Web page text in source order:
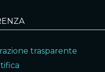
trasparente